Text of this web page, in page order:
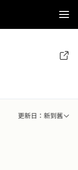
更新日：新到舊